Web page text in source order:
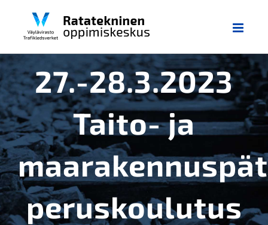
27.-28.3.2023
Taito- ja
peruskoulutus